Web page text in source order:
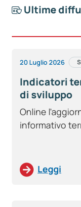
Ultime
20 Luglio 2026
Indicatori
di sviluppo
Online
informativo
Leggi